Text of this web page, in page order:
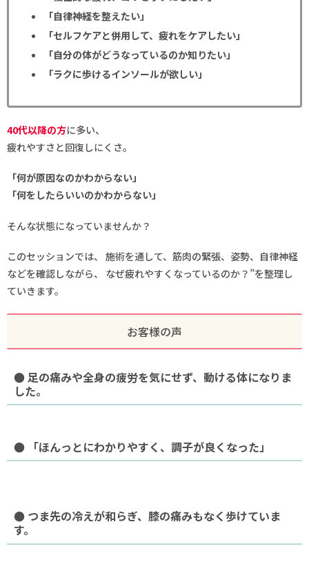
「自律神経を整えたい」
「セルフケアと併用して、疲れをケアしたい」
「自分の体がどうなっているのか知りたい」
「ラクに歩けるインソールが欲しい」
40代以降の方に多い、
疲れやすさと回復しにくさ。
「何が原因なのかわからない」
「何をしたらいいのかわからない」
そんな状態になっていませんか？
このセッションでは、 施術を通して、筋肉の緊張、姿勢、自律神経
などを確認しながら、 なぜ疲れやすくなっているのか？”を整理し
ていきます。
お客様の声
● 足の痛みや全身の疲労を気にせず、動ける体になりま
した。
● 「ほんっとにわかりやすく、調子が良くなった」
● つま先の冷えが和らぎ、膝の痛みもなく歩けていま
す。